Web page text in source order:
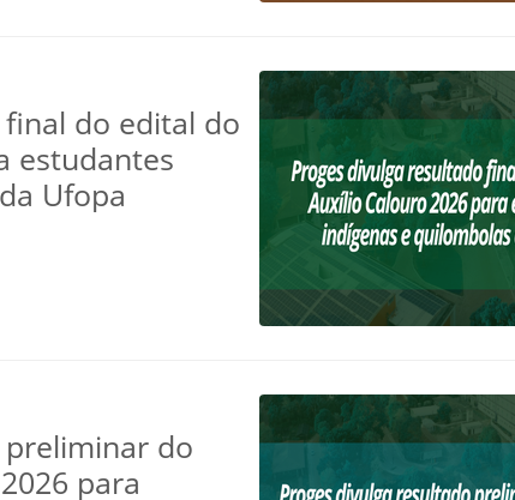
do edital do
estudantes
Ufopa
do
para